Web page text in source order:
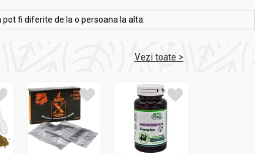
fi diferite de la o persoana la alta.
Vezi toate >